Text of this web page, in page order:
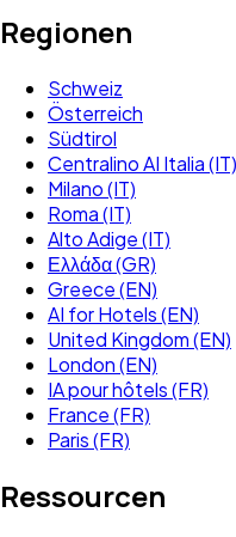
Regionen
Schweiz
Österreich
Südtirol
Centralino AI Italia (IT)
Milano (IT)
Roma (IT)
Alto Adige (IT)
Ελλάδα (GR)
Greece (EN)
AI for Hotels (EN)
United Kingdom (EN)
London (EN)
IA pour hôtels (FR)
France (FR)
Paris (FR)
Ressourcen